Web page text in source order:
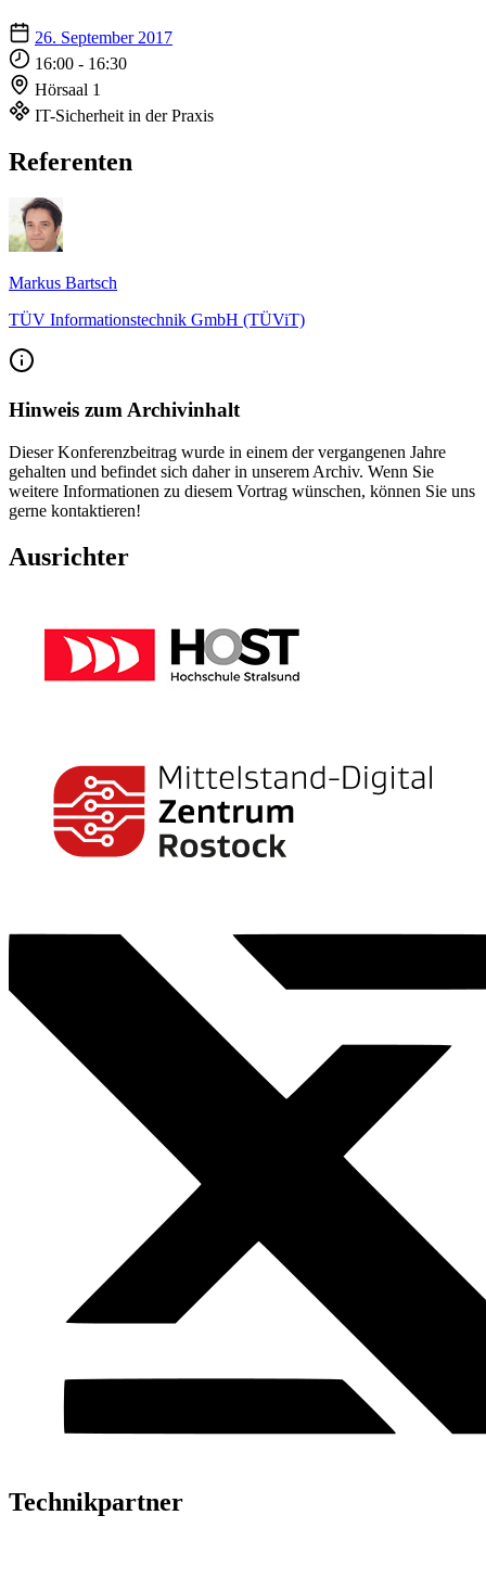
26. September 2017
16:00 - 16:30
Hörsaal 1
IT-Sicherheit in der Praxis
Referenten
Markus Bartsch
TÜV Informationstechnik GmbH (TÜViT)
Hinweis zum Archivinhalt
Dieser Konferenzbeitrag wurde in einem der vergangenen Jahre
gehalten und befindet sich daher in unserem Archiv. Wenn Sie
weitere Informationen zu diesem Vortrag wünschen, können Sie uns
gerne kontaktieren!
Ausrichter
Technikpartner